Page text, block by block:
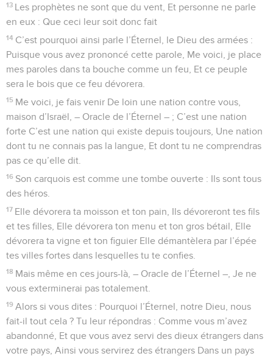
13 Les prophètes ne sont que du vent, Et personne ne parle
en eux : Que ceci leur soit donc fait
14 C’est pourquoi ainsi parle l’Éternel, le Dieu des armées :
Puisque vous avez prononcé cette parole, Me voici, je place
mes paroles dans ta bouche comme un feu, Et ce peuple
sera le bois que ce feu dévorera.
15 Me voici, je fais venir De loin une nation contre vous,
maison d’Israël, – Oracle de l’Éternel – ; C’est une nation
forte C’est une nation qui existe depuis toujours, Une nation
dont tu ne connais pas la langue, Et dont tu ne comprendras
pas ce qu’elle dit.
16 Son carquois est comme une tombe ouverte : Ils sont tous
des héros.
17 Elle dévorera ta moisson et ton pain, Ils dévoreront tes fils
et tes filles, Elle dévorera ton menu et ton gros bétail, Elle
dévorera ta vigne et ton figuier Elle démantèlera par l’épée
tes villes fortes dans lesquelles tu te confies.
18 Mais même en ces jours-là, – Oracle de l’Éternel –, Je ne
vous exterminerai pas totalement.
19 Alors si vous dites : Pourquoi l’Éternel, notre Dieu, nous
fait-il tout cela ? Tu leur répondras : Comme vous m’avez
abandonné, Et que vous avez servi des dieux étrangers dans
votre pays, Ainsi vous servirez des étrangers Dans un pays